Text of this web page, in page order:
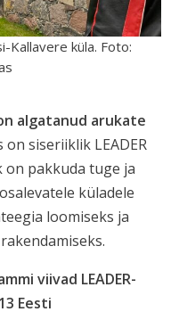
Kallavere küla. Foto:
algatanud arukate
on siseriiklik LEADER
pakkuda tuge ja
küladele
loomiseks ja
viivad LEADER-
Eesti